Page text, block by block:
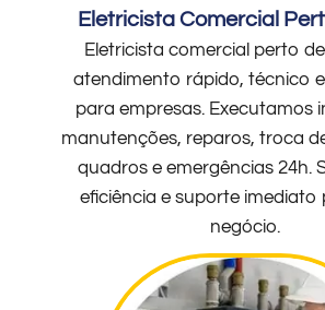
Eletricista Comercial
Eletricista comercial perto
atendimento rápido, técnico
para empresas. Executamos
manutenções, reparos, troca
quadros e emergências 24h.
eficiência e suporte imediato
negócio.